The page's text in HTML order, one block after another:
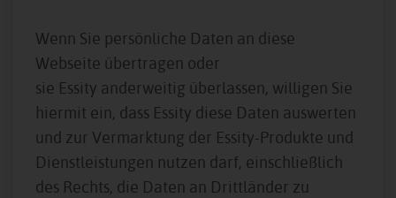
Wenn Sie persönliche Daten an diese
Webseite übertragen oder
sie Essity anderweitig überlassen, willigen Sie
hiermit ein, dass Essity diese Daten auswerten
und zur Vermarktung der Essity-Produkte und
Dienstleistungen nutzen darf, einschließlich
des Rechts, die Daten an Drittländer zu